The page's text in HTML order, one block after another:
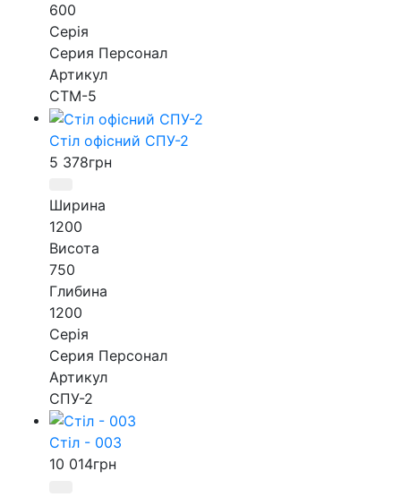
600
Серія
Серия Персонал
Артикул
СТМ-5
Стіл офісний СПУ-2
5 378грн
Ширина
1200
Висота
750
Глибина
1200
Серія
Серия Персонал
Артикул
СПУ-2
Стіл - 003
10 014грн